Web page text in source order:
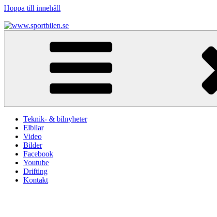
Hoppa till innehåll
www.sportbilen.se
Teknik- & bilnyheter
Elbilar
Video
Bilder
Facebook
Youtube
Drifting
Kontakt